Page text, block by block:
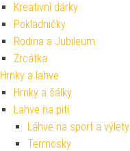
Kreativní dárky
Pokladničky
Rodina a Jubileum
Zrcátka
Hrnky a lahve
Hrnky a šálky
Lahve na pití
Láhve na sport a výlety
Termosky